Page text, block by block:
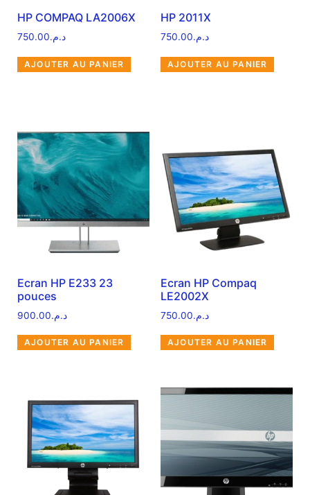
HP COMPAQ LA2006X
د.م.750.00
AJOUTER AU PANIER
HP 2011X
د.م.750.00
AJOUTER AU PANIER
Ecran HP E233 23
pouces
د.م.900.00
AJOUTER AU PANIER
Ecran HP Compaq
LE2002X
د.م.750.00
AJOUTER AU PANIER